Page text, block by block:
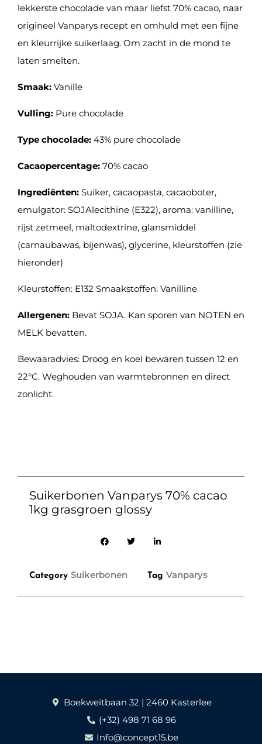
lekkerste chocolade van maar liefst 70% cacao, naar
origineel Vanparys recept en omhuld met een fijne
en kleurrijke suikerlaag. Om zacht in de mond te
laten smelten.
Smaak: Vanille
Vulling: Pure chocolade
Type chocolade: 43% pure chocolade
Cacaopercentage: 70% cacao
Ingrediënten: Suiker, cacaopasta, cacaoboter,
emulgator: SOJAlecithine (E322), aroma: vanilline,
rijst zetmeel, maltodextrine, glansmiddel
(carnaubawas, bijenwas), glycerine, kleurstoffen (zie
hieronder)
Kleurstoffen: E132 Smaakstoffen: Vanilline
Allergenen: Bevat SOJA. Kan sporen van NOTEN en
MELK bevatten.
Bewaaradvies: Droog en koel bewaren tussen 12 en
22°C. Weghouden van warmtebronnen en direct
zonlicht.
Suikerbonen Vanparys 70% cacao
1kg grasgroen glossy
Category Suikerbonen Tag Vanparys
Boekweitbaan 32 | 2460 Kasterlee
(+32) 498 71 68 96
Info@concept15.be